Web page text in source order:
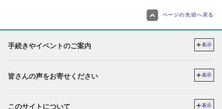
ページの先頭へ戻る
手続きやイベントのご案内 表示
皆さんの声をお寄せください 表示
このサイトについて 表示